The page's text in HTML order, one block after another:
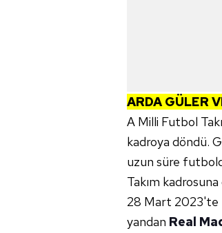
ARDA GÜLER
A Milli Futbol
kadroya döndü.
uzun süre
Takım
28 Mart 2023'te
yandan Real